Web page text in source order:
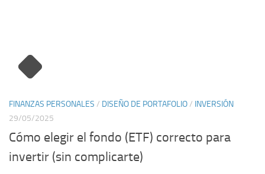
FINANZAS PERSONALES / DISEÑO DE PORTAFOLIO/ INVERSIÓN
29/05/2025
Cómo elegir el fondo (ETF) correcto para
invertir (sin complicarte)